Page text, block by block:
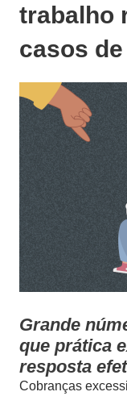
trabalho
casos de
Grande
que prática
resposta
Cobranças